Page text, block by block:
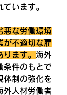
います。
悪な労働環境
が不適切な雇
ます。 海外
条件のもとで
体制の強化を
外人材労働者